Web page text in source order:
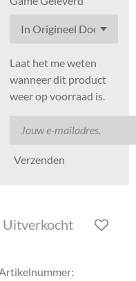
Laat het me weten
wanneer dit product
weer op voorraad is.
Verzenden
Uitverkocht